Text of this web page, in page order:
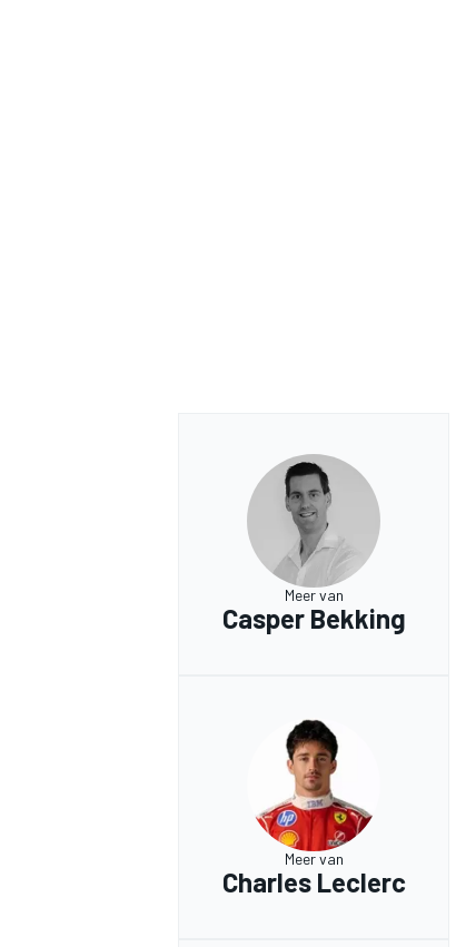
Meer van
Casper Bekking
Meer van
Charles Leclerc